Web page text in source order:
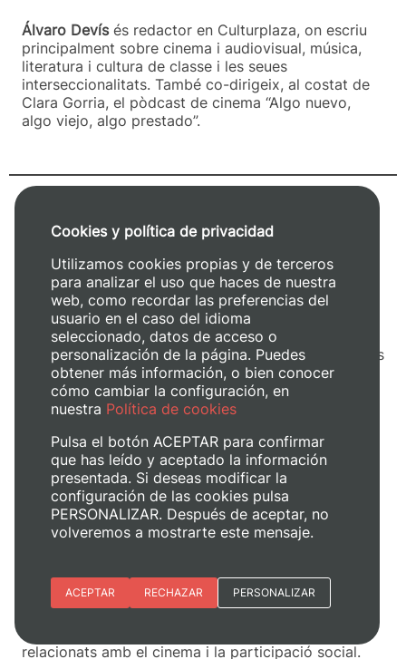
Álvaro Devísés redactor en Culturplaza, on escriu
principalment sobre cinema i audiovisual, música,
literatura i cultura de classe i les seues
interseccionalitats. També co-dirigeix, al costat de
Clara Gorria, el pòdcast de cinema ‘‘Algo nuevo,
algo viejo, algo prestado”.
+ Informació sobre el taller
El taller està dirigit per Cinema per venir, col·lectiu
que des de 2013 genera diverses accions
relacionades amb el cinema i la imatge
contemporània, tant en la programació i curadoría
com en la creació i articulació de laboratoris i tallers
d’aprenentatge i intercanvi. És un col·lectiu mutable
en el qual diferents persones col·laboren en funció
del context i la proposta.
Imparteixen aquest taller Mar Reykjavik i Miguel
Ángel Baixauli.
Mar és artista, Màster en MasterLav ‘Laboratori de
creació audiovisual contemporània’ i grau en Belles
Arts per la Universitat Politècnica de València.
didàctica. Miguel Ángel és cineasta, curador,
educador i investigador. Ha realitzat dos
relacionats amb el cinema i la participació social.
Cookies y política de privacidad
Utilizamos cookies propias y de terceros
para analizar el uso que haces de nuestra
web, como recordar las preferencias del
usuario en el caso del idioma
seleccionado, datos de acceso o
personalización de la página. Puedes
obtener más información, o bien conocer
cómo cambiar la configuración, en
nuestra Política de cookies
Pulsa el botón ACEPTAR para confirmar
que has leído y aceptado la información
presentada. Si deseas modificar la
configuración de las cookies pulsa
PERSONALIZAR. Después de aceptar, no
volveremos a mostrarte este mensaje.
Esenciales
Analítica
ACEPTAR RECHAZAR PERSONALIZAR